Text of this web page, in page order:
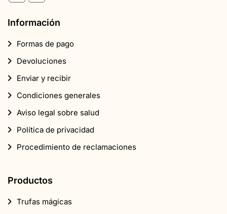
Información
Formas de pago
Devoluciones
Enviar y recibir
Condiciones generales
Aviso legal sobre salud
Política de privacidad
Procedimiento de reclamaciones
Productos
Trufas mágicas